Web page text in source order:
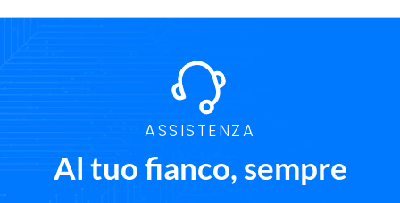
ASSISTENZA
Al tuo fianco, sempre